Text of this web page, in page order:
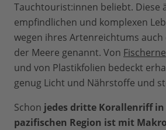
Tauchtourist:innen beliebt. Diese
empfindlichen und komplexen
wegen ihres Artenreichtums auch
der Meere genannt. Von
und von Plastikfolien bedeckt
genug Licht und Nährstoffe und
Schon jedes dritte Korallenriff
pazifischen Region ist mit